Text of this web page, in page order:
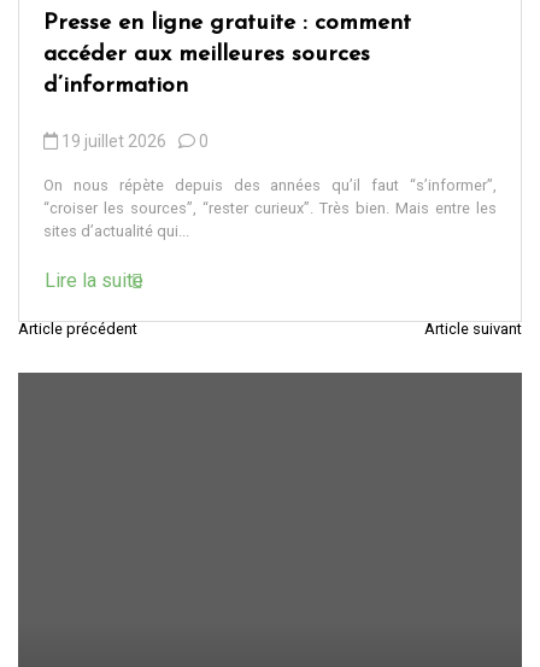
Presse en ligne gratuite : comment
accéder aux meilleures sources
d’information
19 juillet 2026 0
On nous répète depuis des années qu’il faut “s’informer”,
“croiser les sources”, “rester curieux”. Très bien. Mais entre les
sites d’actualité qui...
Lire la suite
N
a
Article précédent Article suivant